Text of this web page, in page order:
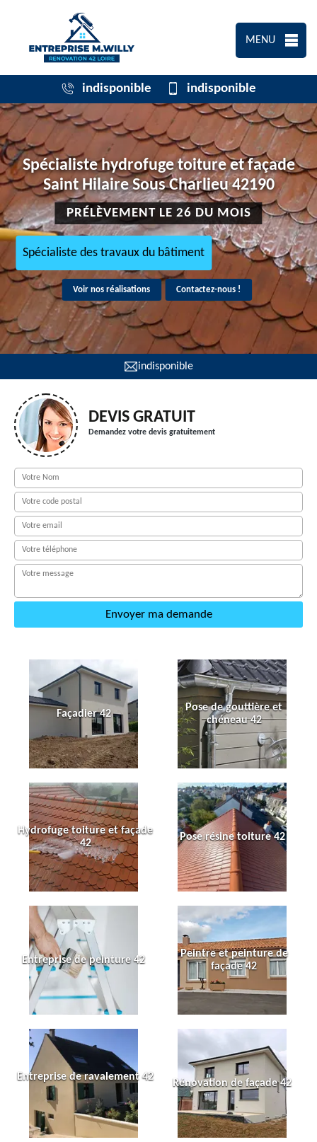
MENU
indisponible indisponible
Spécialiste hydrofuge toiture et façade
Saint Hilaire Sous Charlieu 42190
PRÉLÈVEMENT LE 26 DU MOIS
Spécialiste des travaux du bâtiment
Voir nos réalisations Contactez-nous !
indisponible
DEVIS GRATUIT
Demandez votre devis gratuitement
Façadier 42
Pose de gouttière et
chéneau 42
Hydrofuge toiture et façade
42
Pose résine toiture 42
Entreprise de peinture 42
Peintre et peinture de
façade 42
Entreprise de ravalement 42
Rénovation de façade 42